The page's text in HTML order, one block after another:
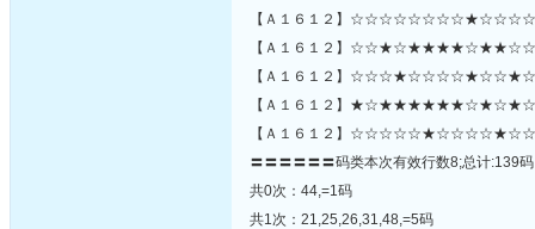
【Ａ１６１２】
【Ａ１６１２】
【Ａ１６１２】
【Ａ１６１２】
【Ａ１６１２】
〓〓〓〓〓〓码类本次有效行数8;总计:139
共0次：44,=1码
共1次：21,25,26,31,48,=5码